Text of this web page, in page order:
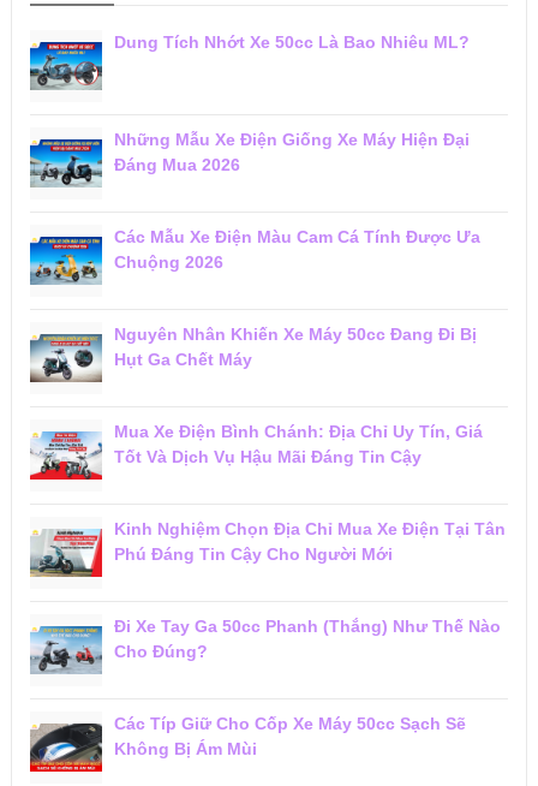
Dung Tích Nhớt Xe 50cc Là Bao Nhiêu ML?
Những Mẫu Xe Điện Giống Xe Máy Hiện Đại
Đáng Mua 2026
Các Mẫu Xe Điện Màu Cam Cá Tính Được Ưa
Chuộng 2026
Nguyên Nhân Khiến Xe Máy 50cc Đang Đi Bị
Hụt Ga Chết Máy
Mua Xe Điện Bình Chánh: Địa Chỉ Uy Tín, Giá
Tốt Và Dịch Vụ Hậu Mãi Đáng Tin Cậy
Kinh Nghiệm Chọn Địa Chỉ Mua Xe Điện Tại Tân
Phú Đáng Tin Cậy Cho Người Mới
Đi Xe Tay Ga 50cc Phanh (Thắng) Như Thế Nào
Cho Đúng?
Các Típ Giữ Cho Cốp Xe Máy 50cc Sạch Sẽ
Không Bị Ám Mùi